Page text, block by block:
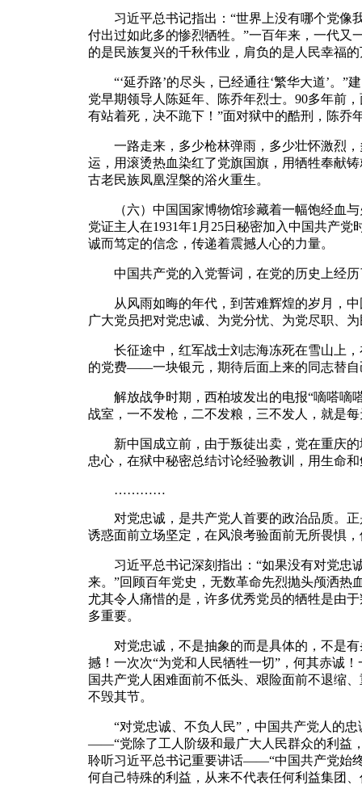
习近平总书记指出：“世界上没有哪个党像
付出过如此多的惨烈牺牲。”一百年来，一代又
的是民族复兴的千秋伟业，肩负的是人民幸福
“‘延乔路’的尽头，已经通往‘繁华大道’。”
党早期领导人陈延年、陈乔年烈士。90多年前
有站着死，决不跪下！”面对狱中的酷刑，陈乔
一路走来，多少枪林弹雨，多少壮怀激烈，
运，用滚烫热血染红了党旗国旗，用牺牲奉献
古老民族凤凰涅槃的浴火重生。
（六）中国国家博物馆珍藏着一幅饱经血与
党证主人在1931年1月25日秘密加入中国共产
诚而笃定的信念，传递着震撼人心的力量。
中国共产党的入党誓词，在党的历史上经历
从风雨如晦的年代，到苦难辉煌的岁月，中
广大党员把对党忠诚、为党分忧、为党尽职、
长征途中，红军战士刘志海冻死在雪山上，
的党费——一块银元，期待后面上来的同志替自
解放战争时期，西柏坡发出的电报“嘀嗒嘀
战室，一不发枪，二不发粮，三不发人，就是
新中国成立前，由于叛徒出卖，党在重庆的
忠心，在狱中秘密总结讨论经验教训，用生命
…………
对党忠诚，是共产党人首要的政治品质。正
诱惑面前立场坚定，在风浪考验面前无所畏惧
习近平总书记深刻指出：“如果没有对党忠诚
来。”回顾百年党史，无数革命先烈抛头颅洒热
尤其令人痛惜的是，许多优秀党员的牺牲是由
多重要。
对党忠诚，不是抽象的而是具体的，不是有
撼！一次次“为党和人民牺牲一切”，何其赤诚
国共产党人困难面前不低头、艰险面前不退缩
不毁其节。
“对党忠诚、不负人民”，中国共产党人的忠
——“党除了工人阶级和最广大人民群众的利益
聆听习近平总书记重要讲话——“中国共产党始
何自己特殊的利益，从来不代表任何利益集团